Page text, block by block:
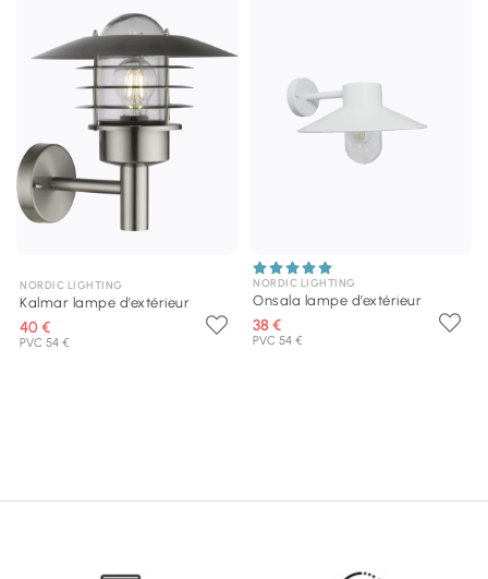
NORDIC LIGHTING
Kalmar lampe d’extérieur
40 €
PVC 54 €
NORDIC LIGHTING
Onsala lampe d’extérieur
38 €
PVC 54 €